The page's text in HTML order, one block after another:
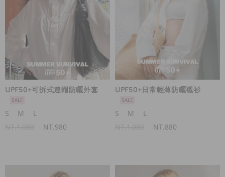
UPF50+可拆式連帽防曬外套
S M
L
NT.980
UPF50+日常輕薄防曬襯衫
S M
L
NT.880